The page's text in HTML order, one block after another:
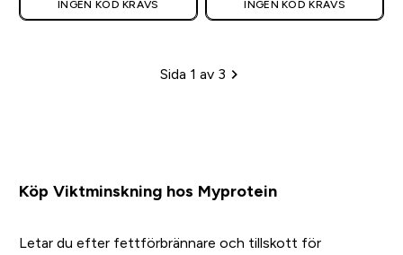
INGEN KOD KRÄVS INGEN KOD KRÄVS
Sidhänvisning
Sida 1 av 3
Köp Viktminskning hos Myprotein
Letar du efter fettförbrännare och tillskott för